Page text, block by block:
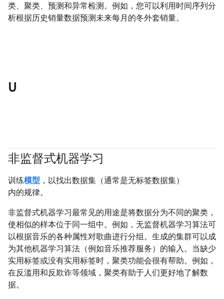
类、聚类、预测和异常检测。例如，您可以利用时间序列分
析根据历史销量数据预测未来每月的冬外套销量。
U
非监督式机器学习
训练模型 ，以找出数据集（通常是无标签数据集）
内的规律。
非监督式机器学习最常见的用途是将数据分为不同的聚类，
使相似的样本位于同一组中。 例如，无监督机器学习算法可
以根据音乐的各种属性对歌曲进行分组。生成的集群可以成
为其他机器学习算法（例如音乐推荐服务）的输入。当缺少
实用标签或没有实用标签时，聚类功能会很有帮助。例如，
在反滥用和反欺诈等领域，聚类有助于人们更好地了解数
据。